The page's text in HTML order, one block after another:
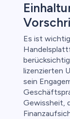
Es ist
lizenzierten
sein
Gewissheit,